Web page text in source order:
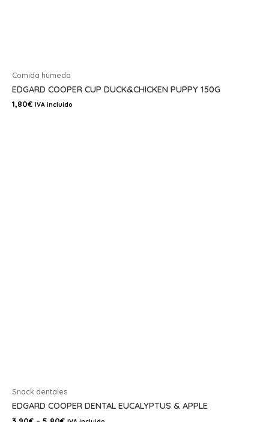
Comida húmeda
EDGARD COOPER CUP DUCK&CHICKEN PUPPY 150G
1,80€ IVA incluido
Snack dentales
EDGARD COOPER DENTAL EUCALYPTUS & APPLE